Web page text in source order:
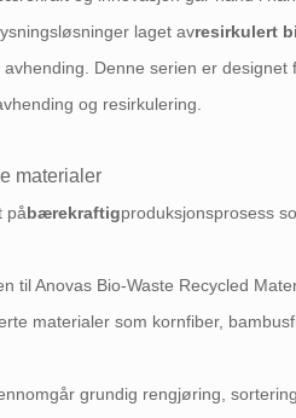
laget avresirkulert
Denne serien er
og resirkulering.
materialer
påbærekraftigproduksjonsprosess
til Anovas Bio-Waste Recycled
materialer som kornfiber,
grundig rengjøring,